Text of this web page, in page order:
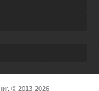
© 2013-2026